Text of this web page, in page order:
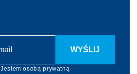
Jestem osobą prywatną